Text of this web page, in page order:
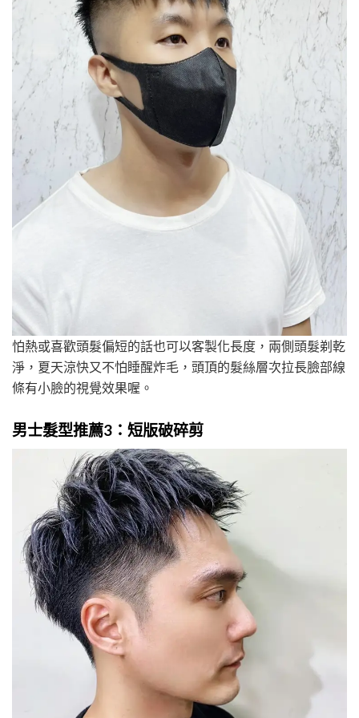
怕熱或喜歡頭髮偏短的話也可以客製化長度，兩側頭髮剃乾
淨，夏天涼快又不怕睡醒炸毛，頭頂的髮絲層次拉長臉部線
條有小臉的視覺效果喔。
男士髮型推薦3：短版破碎剪